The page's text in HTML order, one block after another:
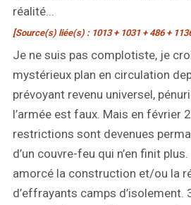
réalité...
[Source(s) liée(s) : 1013 + 1031 + 486 +
Je ne suis pas complotiste, je
mystérieux plan en circulation
prévoyant revenu universel,
l’armée est faux. Mais en février
restrictions sont devenues
d’un couvre-feu qui n’en finit
amorcé la construction et/ou la
d’effrayants camps d’isolement.